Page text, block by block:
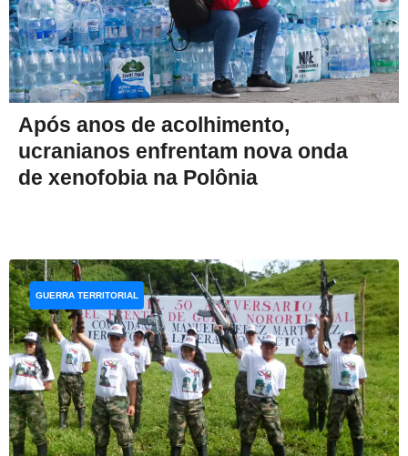
Após anos de acolhimento,
ucranianos enfrentam nova onda
de xenofobia na Polônia
GUERRA TERRITORIAL